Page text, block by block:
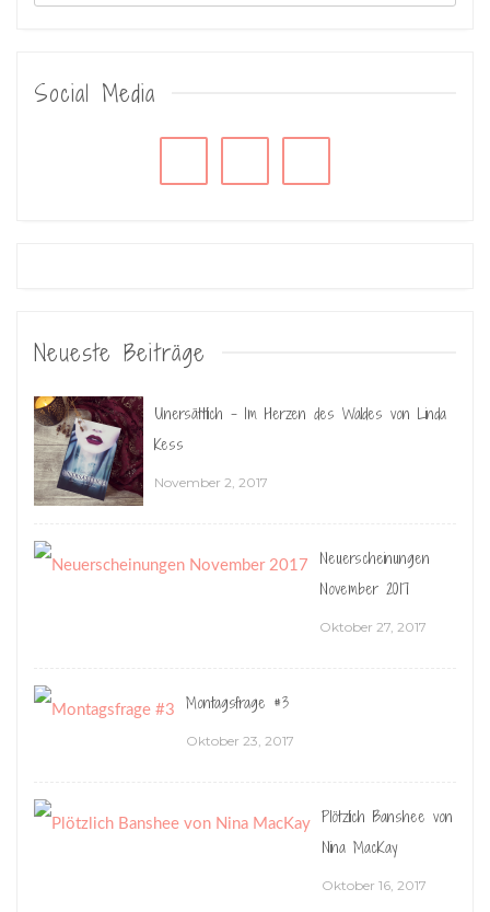
Social Media
Neueste Beiträge
Unersättlich – Im Herzen des Waldes von Linda
Kess
November 2, 2017
Neuerscheinungen
November 2017
Oktober 27, 2017
Montagsfrage #3
Oktober 23, 2017
Plötzlich Banshee von
Nina MacKay
Oktober 16, 2017